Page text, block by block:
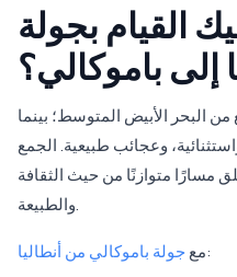
القيام بجولة
إلى باموكالي؟
البحر الأبيض المتوسط؛ بينما
وعجائب طبيعية. الجمع
مسارًا متوازنًا من حيث الثقافة
والطبيعة.
مع جولة باموكالي من أنطاليا :